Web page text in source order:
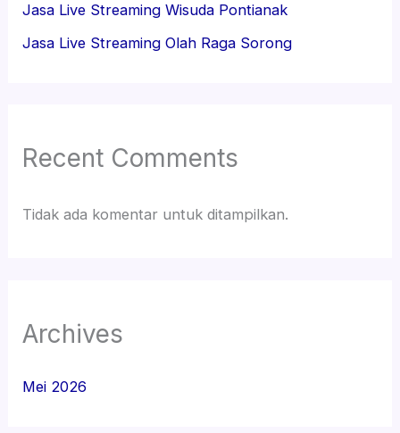
Jasa Live Streaming Wisuda Pontianak
Jasa Live Streaming Olah Raga Sorong
Recent Comments
Tidak ada komentar untuk ditampilkan.
Archives
Mei 2026